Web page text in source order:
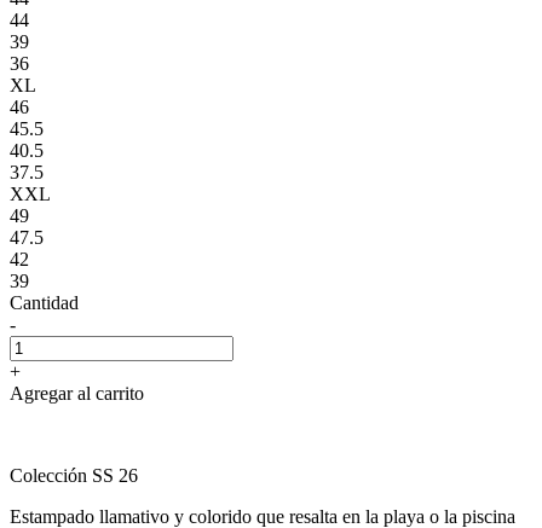
44
39
36
XL
46
45.5
40.5
37.5
XXL
49
47.5
42
39
Cantidad
-
+
Agregar al carrito
Colección SS 26
Estampado llamativo y colorido que resalta en la playa o la piscina